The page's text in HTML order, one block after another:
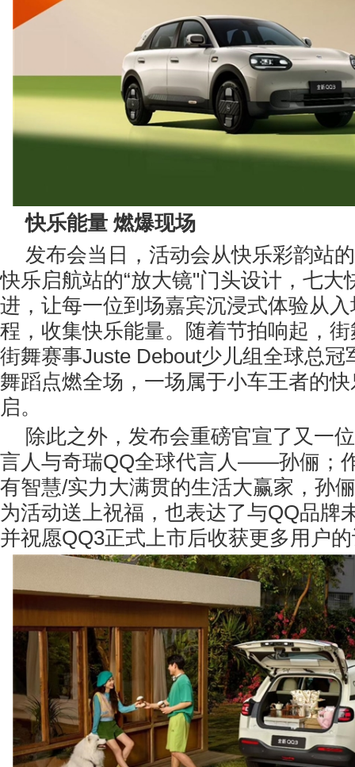
快乐能量 燃爆现场
发布会当日，活动会从快乐彩韵站
快乐启航站的“放大镜"门头设计，七大
进，让每一位到场嘉宾沉浸式体验从
程，收集快乐能量。随着节拍响起，
街舞赛事Juste Debout少儿组全球总冠
舞蹈点燃全场，一场属于小车王者的
启。
除此之外，发布会重磅官宣了又一
言人与奇瑞QQ全球代言人——孙俪；
有智慧/实力大满贯的生活大赢家，孙
为活动送上祝福，也表达了与QQ品牌
并祝愿QQ3正式上市后收获更多用户